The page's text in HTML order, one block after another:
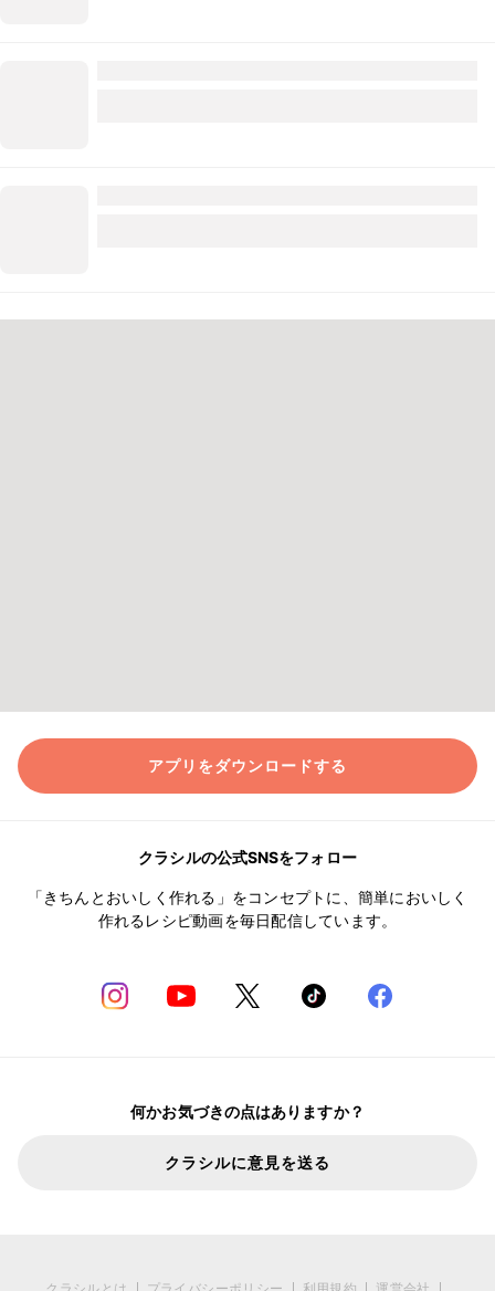
アプリをダウンロードする
クラシルの公式SNSをフォロー
「きちんとおいしく作れる」をコンセプトに、簡単においしく
作れるレシピ動画を毎日配信しています。
何かお気づきの点はありますか？
クラシルに意見を送る